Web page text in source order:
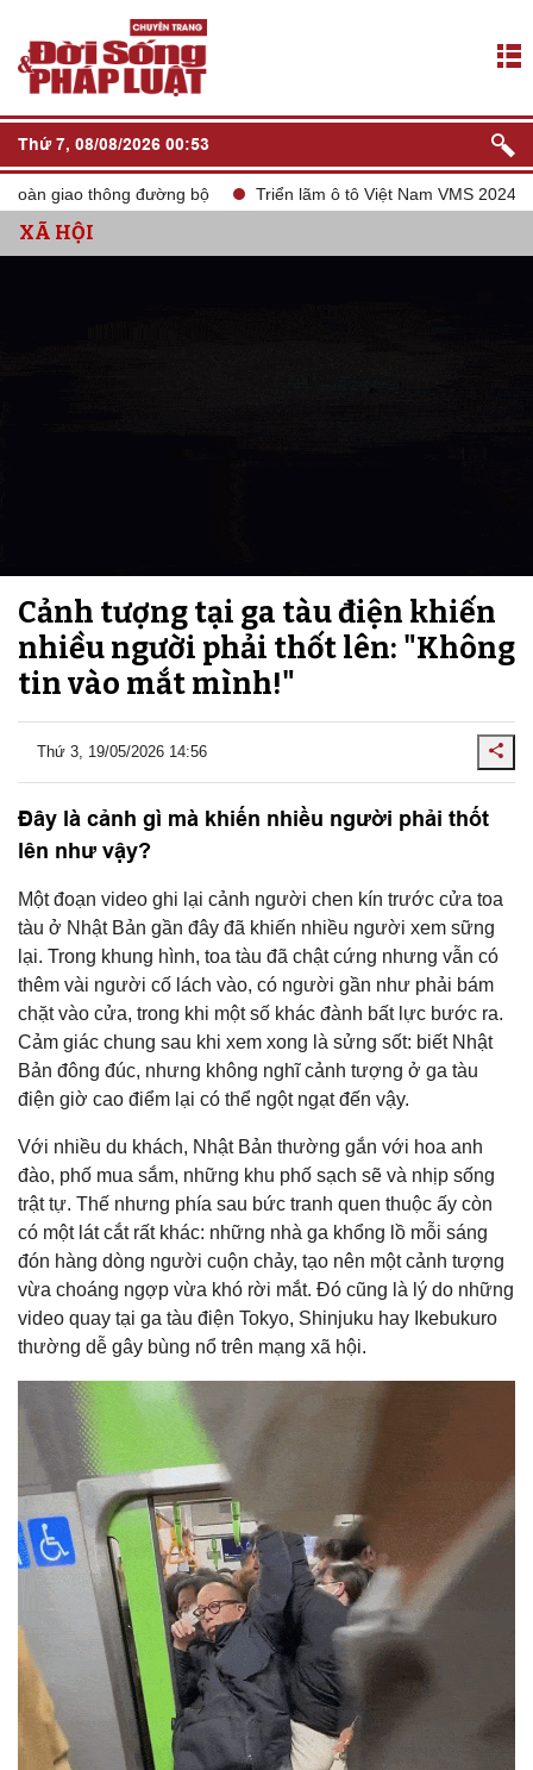
Thứ 7, 08/08/2026 00:53
thông đường bộ Triển lãm ô tô Việt Nam VMS 2024 tắt
XÃ HỘI
Cảnh tượng tại ga tàu điện khiến
nhiều người phải thốt lên: "Không
tin vào mắt mình!"
Thứ 3, 19/05/2026 14:56
Đây là cảnh gì mà khiến nhiều người phải thốt
lên như vậy?
Một đoạn video ghi lại cảnh người chen kín trước cửa toa
tàu ở Nhật Bản gần đây đã khiến nhiều người xem sững
lại. Trong khung hình, toa tàu đã chật cứng nhưng vẫn có
thêm vài người cố lách vào, có người gần như phải bám
chặt vào cửa, trong khi một số khác đành bất lực bước ra.
Cảm giác chung sau khi xem xong là sửng sốt: biết Nhật
Bản đông đúc, nhưng không nghĩ cảnh tượng ở ga tàu
điện giờ cao điểm lại có thể ngột ngạt đến vậy.
Với nhiều du khách, Nhật Bản thường gắn với hoa anh
đào, phố mua sắm, những khu phố sạch sẽ và nhịp sống
trật tự. Thế nhưng phía sau bức tranh quen thuộc ấy còn
có một lát cắt rất khác: những nhà ga khổng lồ mỗi sáng
đón hàng dòng người cuộn chảy, tạo nên một cảnh tượng
vừa choáng ngợp vừa khó rời mắt. Đó cũng là lý do những
video quay tại ga tàu điện Tokyo, Shinjuku hay Ikebukuro
thường dễ gây bùng nổ trên mạng xã hội.